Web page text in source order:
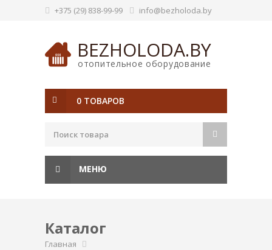
+375 (29) 838-99-99 info@bezholoda.by
BEZHOLODA.BY
отопительное оборудование
0 ТОВАРОВ
МЕНЮ
Каталог
Главная